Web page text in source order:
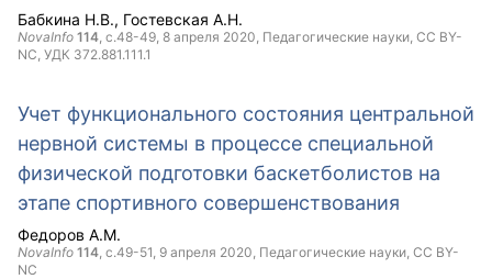
Бабкина Н.В. Гостевская А.Н.
NovaInfo 114, с.48-49, 8 апреля 2020, Педагогические науки, CC BY-
NC, УДК 372.881.111.1
Учет функционального состояния центральной
нервной системы в процессе специальной
физической подготовки баскетболистов на
этапе спортивного совершенствования
Федоров А.М.
NovaInfo 114, с.49-51, 9 апреля 2020, Педагогические науки, CC BY-
NC